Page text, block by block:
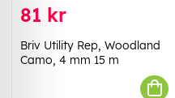
81 kr
Briv Utility Rep, Woodland
Camo, 4 mm 15 m